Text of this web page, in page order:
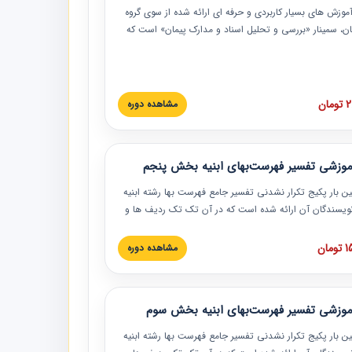
های بسیار کاربردی و حرفه‏ ای ارائه شده از سوی گروه
سمینار «بررسی و تحلیل اسناد و مدارک پیمان» است که
این خصوص ارائه شده است.
مشاهده دوره
تفسیر فهرست‌بهای ابنیه بخش پنجم
بار پکیج تکرار نشدنی تفسیر جامع فهرست بها رشته ابنیه
نویسندگان آن ارائه شده است که در آن تک تک ردیف ها و
و به همراه تصاویر عملیات اجرایی مرتبط با ردیف های
بها ارائه شده است. این دوره با کلام مهندس
مدیر پروژه مهندسی مشاور در امر بازنگری فهرست
حال فعالیت هستند حتما توصیه می کنیم از مطالب این
نمایند.
مشاهده دوره
تفسیر فهرست‌بهای ابنیه بخش سوم
بار پکیج تکرار نشدنی تفسیر جامع فهرست بها رشته ابنیه